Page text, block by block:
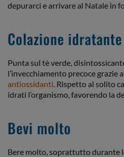
depurarci e arrivare al Natale in
Colazione idratante
Punta sul tè verde,
l’invecchiamento precoce grazie
antiossidanti. Rispetto al solito
idrati l’organismo, favorendo la
Bevi molto
Bere molto, soprattutto durante